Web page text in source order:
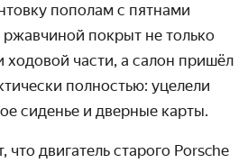
пополам с пятнами
покрыт не только
ходовой части, а салон пришёл
полностью: уцелели
сиденье и дверные карты.
что двигатель старого Porsche